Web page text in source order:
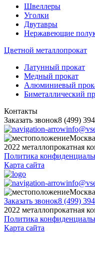
Швеллеры
Уголки
Двутавры
Нержавеющие
Цветной металлопрокат
Латунный прокат
Медный прокат
Алюминиевый
Биметаллический
Контакты
Заказать звонок8 (499)
2022 металлопрокатная
Политика
Карта сайта
Заказать звонок8 (499)
2022 металлопрокатная
Политика
Карта сайта